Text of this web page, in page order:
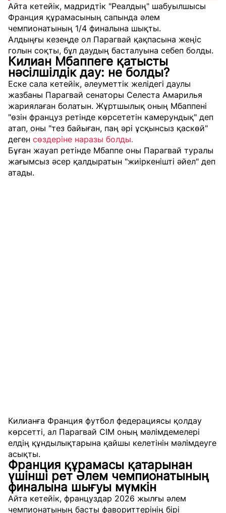
Айта кетейік, мадридтік "Реалдың" шабуылшысы
Франция құрамасының сапында әлем
чемпионатының 1/4 финалына шықты.
Алдыңғы кезеңде ол Парагвай қақпасына жеңіс
голын соқты, бұл даудың басталуына себеп болды.
Килиан Мбаппеге қатысты
нәсілшілдік дау: не болды?
Еске сала кетейік, әлеуметтік желідегі даулы
жазбаны Парагвай сенаторы Селеста Амарилья
жариялаған болатын. Жұртшылық оның Мбаппені
"өзін француз ретінде көрсететін камерундық" деп
атап, оны "тез байыған, паң әрі ұсқынсыз қаскөй"
деген сөздеріне наразы болды.
Бұған жауап ретінде Мбаппе оны Парагвай туралы
жағымсыз әсер қалдыратын "жиіркенішті әйел" деп
атады.
Килианға Франция футбол федерациясы қолдау
көрсетті, ал Парагвай СІМ оның мәлімдемелері
елдің құндылықтарына қайшы келетінін мәлімдеуге
асықты.
Франция құрамасы қатарынан
үшінші рет Әлем чемпионатының
финалына шығуы мүмкін
Айта кетейік, француздар 2026 жылғы әлем
чемпионатының басты фавориттерінің бірі